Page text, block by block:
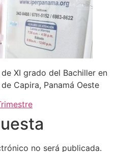
XI grado del Bachiller en
Capira, Panamá Oeste
no será publicada.